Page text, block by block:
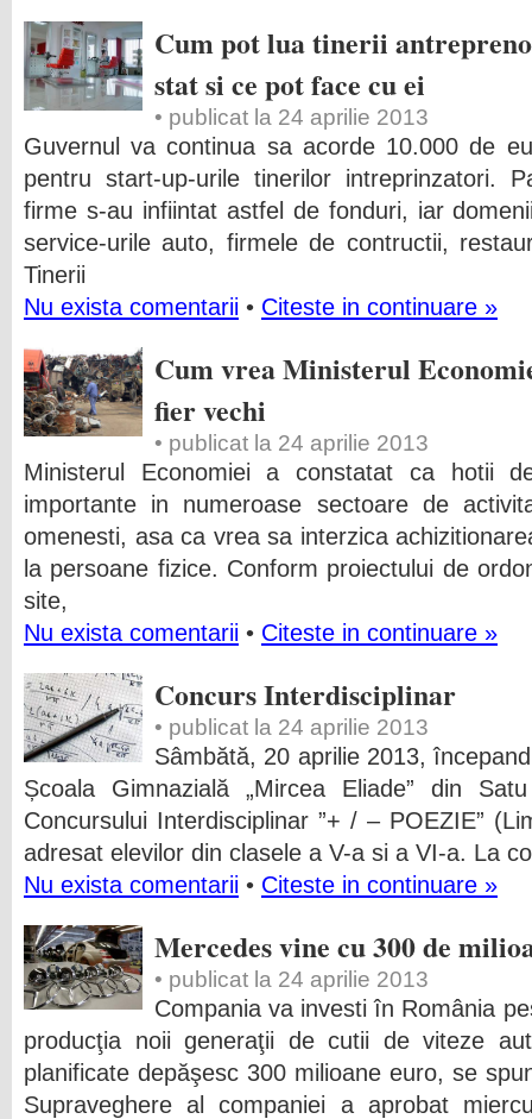
Cum pot lua tinerii
stat si ce pot face cu ei
• publicat la 24 aprilie 2013
Guvernul va continua sa acorde 10.000 de
pentru start-up-urile tinerilor intreprinzatori.
firme s-au infiintat astfel de fonduri, iar
service-urile auto, firmele de contructii,
Tinerii
Nu exista comentarii • Citeste in continuare »
Cum vrea Ministerul
fier vechi
• publicat la 24 aprilie 2013
Ministerul Economiei a constatat ca hotii
importante in numeroase sectoare de
omenesti, asa ca vrea sa interzica
la persoane fizice. Conform proiectului de
site,
Nu exista comentarii • Citeste in continuare »
Concurs Interdisciplinar
• publicat la 24 aprilie 2013
Sâmbătă, 20 aprilie 2013,
Școala Gimnazială „Mircea Eliade” din
Concursului Interdisciplinar ”+ / – POEZIE”
adresat elevilor din clasele a V-a si a VI-a. La
Nu exista comentarii • Citeste in continuare »
Mercedes vine cu 300 de
• publicat la 24 aprilie 2013
Compania va investi în România
producţia noii generaţii de cutii de viteze
planificate depăşesc 300 milioane euro, se
Supraveghere al companiei a aprobat